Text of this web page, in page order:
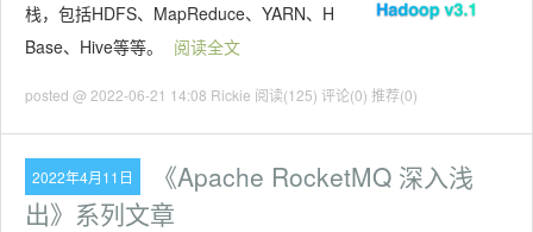
栈，包括HDFS、MapReduce、YARN、H
Base、Hive等等。
阅读全文
posted @ 2022-06-21 14:08 Rickie 阅读(125) 评论(0) 推荐(0)
2022年4月11日
《Apache RocketMQ 深入浅
出》系列文章